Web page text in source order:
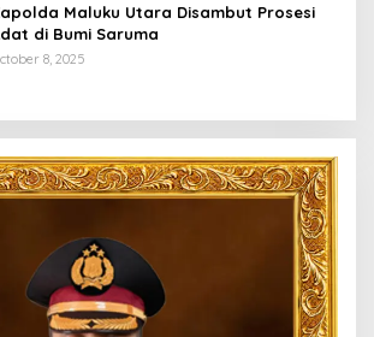
Maluku Utara Disambut Prosesi
di Bumi Saruma
8, 2025